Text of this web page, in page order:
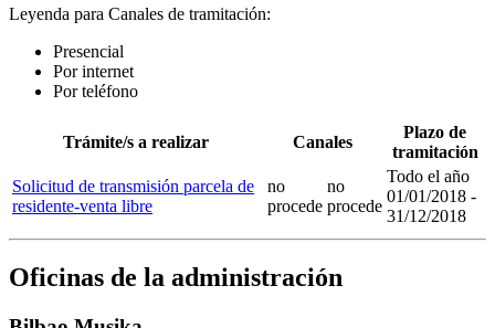
Leyenda para Canales de tramitación:
Presencial
Por internet
Por teléfono
Trámite/s a realizar Canales
Plazo de
tramitación
Solicitud de transmisión parcela de
residente-venta libre
no
procede
no
procede
Todo el año
01/01/2018 -
31/12/2018
Oficinas de la administración